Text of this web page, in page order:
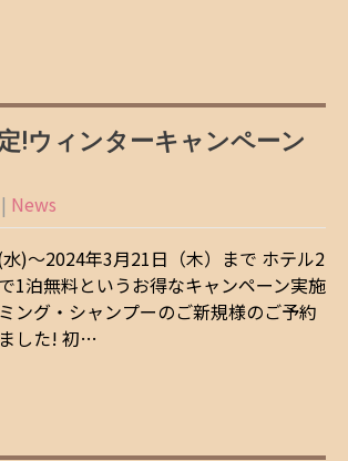
!ウィンターキャンペーン
| News
)～2024年3月21日（木）まで ホテル2
1泊無料というお得なキャンペーン実施
ング・シャンプーのご新規様のご予約
した! 初…